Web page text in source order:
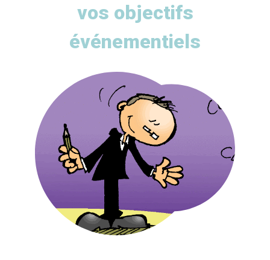
vos objectifs
événementiels